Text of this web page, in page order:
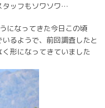
ッフもソワソワ…
になってきた今日この頃
るようで、前回調査したと
形になってきていました